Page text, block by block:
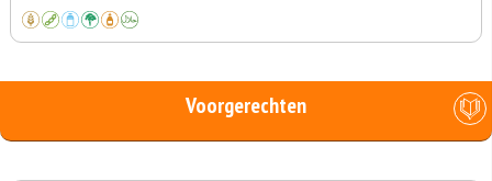
Voorgerechten